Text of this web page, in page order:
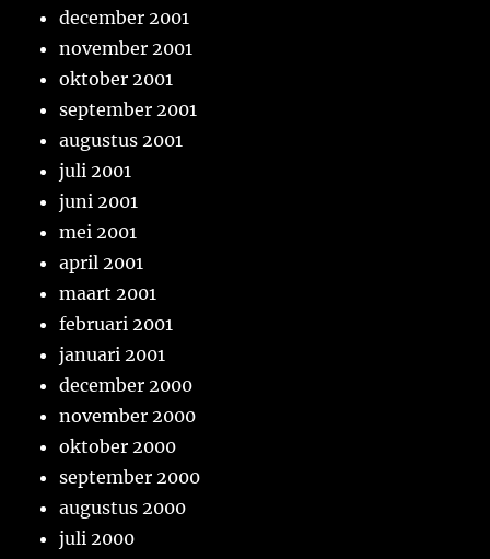
december 2001
november 2001
oktober 2001
september 2001
augustus 2001
juli 2001
juni 2001
mei 2001
april 2001
maart 2001
februari 2001
januari 2001
december 2000
november 2000
oktober 2000
september 2000
augustus 2000
juli 2000